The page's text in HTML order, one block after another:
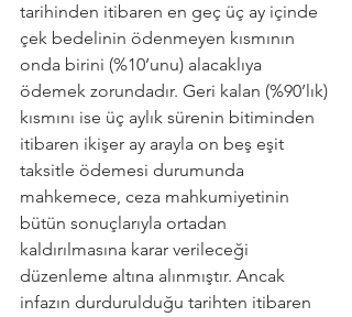
tarihinden itibaren en geç üç ay içinde
çek bedelinin ödenmeyen kısmının
onda birini (%10’unu) alacaklıya
ödemek zorundadır. Geri kalan (%90’lık)
kısmını ise üç aylık sürenin bitiminden
itibaren ikişer ay arayla on beş eşit
taksitle ödemesi durumunda
mahkemece, ceza mahkumiyetinin
bütün sonuçlarıyla ortadan
kaldırılmasına karar verileceği
düzenleme altına alınmıştır. Ancak
infazın durdurulduğu tarihten itibaren